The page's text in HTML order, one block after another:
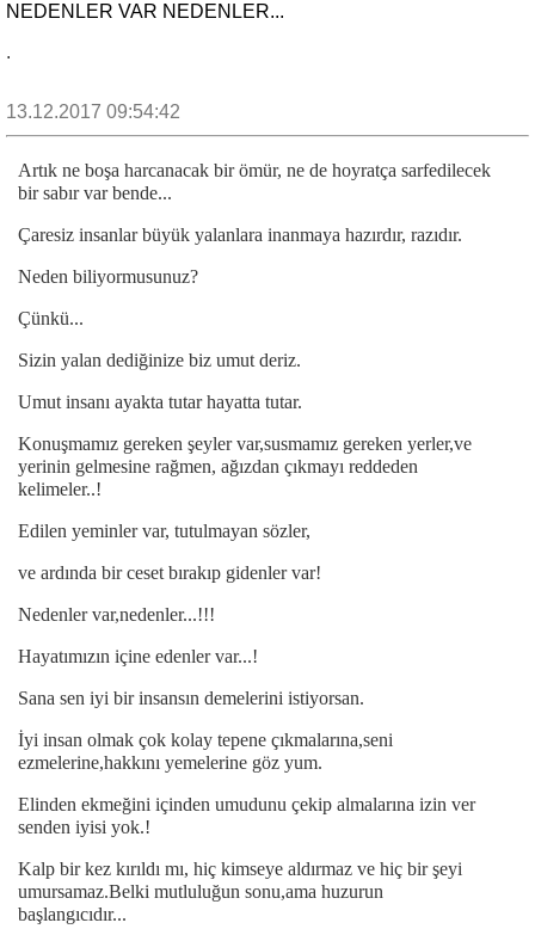
NEDENLER VAR NEDENLER...
.
13.12.2017 09:54:42
Artık ne boşa harcanacak bir ömür, ne de hoyratça sarfedilecek
bir sabır var bende...
Çaresiz insanlar büyük yalanlara inanmaya hazırdır, razıdır.
Neden biliyormusunuz?
Çünkü...
Sizin yalan dediğinize biz umut deriz.
Umut insanı ayakta tutar hayatta tutar.
Konuşmamız gereken şeyler var,susmamız gereken yerler,ve
yerinin gelmesine rağmen, ağızdan çıkmayı reddeden
kelimeler..!
Edilen yeminler var, tutulmayan sözler,
ve ardında bir ceset bırakıp gidenler var!
Nedenler var,nedenler...!!!
Hayatımızın içine edenler var...!
Sana sen iyi bir insansın demelerini istiyorsan.
İyi insan olmak çok kolay tepene çıkmalarına,seni
ezmelerine,hakkını yemelerine göz yum.
Elinden ekmeğini içinden umudunu çekip almalarına izin ver
senden iyisi yok.!
Kalp bir kez kırıldı mı, hiç kimseye aldırmaz ve hiç bir şeyi
umursamaz.Belki mutluluğun sonu,ama huzurun
başlangıcıdır...